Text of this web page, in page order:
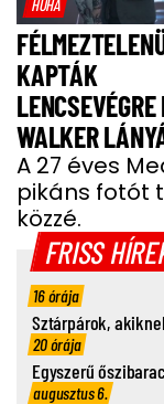
KAPTÁK
WALKER
FOTÓ
A 27 éves
pikáns fotót
közzé.
FRISS
16 órája
Sztárpárok,
20 órája
Egyszerű
augusztus 6.